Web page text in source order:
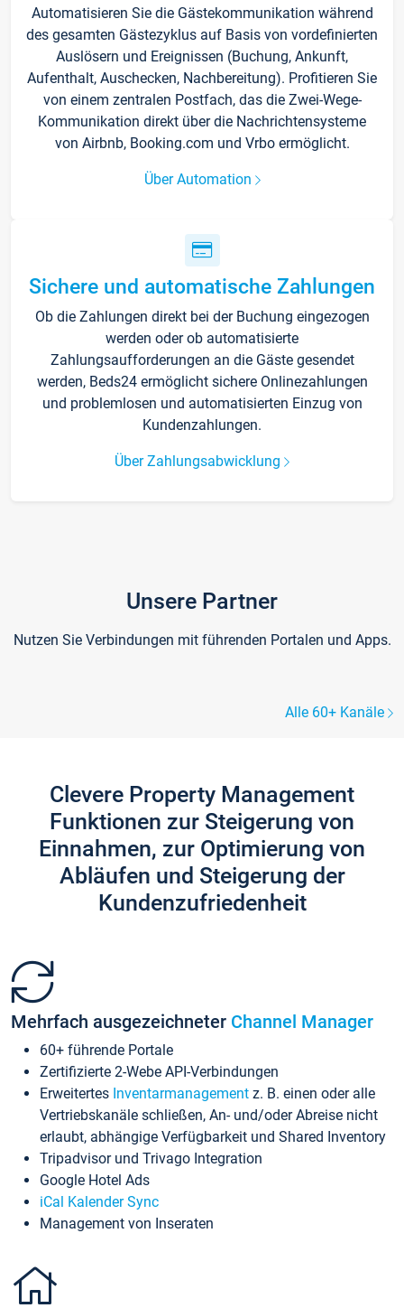
Automatisieren Sie die Gästekommunikation während
des gesamten Gästezyklus auf Basis von vordefinierten
Auslösern und Ereignissen (Buchung, Ankunft,
Aufenthalt, Auschecken, Nachbereitung). Profitieren Sie
von einem zentralen Postfach, das die Zwei-Wege-
Kommunikation direkt über die Nachrichtensysteme
von Airbnb, Booking.com und Vrbo ermöglicht.
Über Automation
Sichere und automatische Zahlungen
Ob die Zahlungen direkt bei der Buchung eingezogen
werden oder ob automatisierte
Zahlungsaufforderungen an die Gäste gesendet
werden, Beds24 ermöglicht sichere Onlinezahlungen
und problemlosen und automatisierten Einzug von
Kundenzahlungen.
Über Zahlungsabwicklung
Unsere Partner
Nutzen Sie Verbindungen mit führenden Portalen und Apps.
Alle 60+ Kanäle
Clevere Property Management
Funktionen zur Steigerung von
Einnahmen, zur Optimierung von
Abläufen und Steigerung der
Kundenzufriedenheit
Mehrfach ausgezeichneter Channel Manager
60+ führende Portale
Zertifizierte 2-Webe API-Verbindungen
Erweitertes Inventarmanagement z. B. einen oder alle
Vertriebskanäle schließen, An- und/oder Abreise nicht
erlaubt, abhängige Verfügbarkeit und Shared Inventory
Tripadvisor und Trivago Integration
Google Hotel Ads
iCal Kalender Sync
Management von Inseraten